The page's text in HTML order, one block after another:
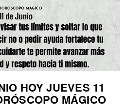
HOY JUEVES 11
MÁGICO